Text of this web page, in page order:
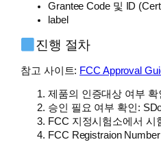
Grantee Code 및 ID
label
진행 절차
참고 사이트: FCC Approval
제품의 인증대상 여부 확
승인 필요 여부 확인:
FCC 지정시험소에서 시
FCC Registraion